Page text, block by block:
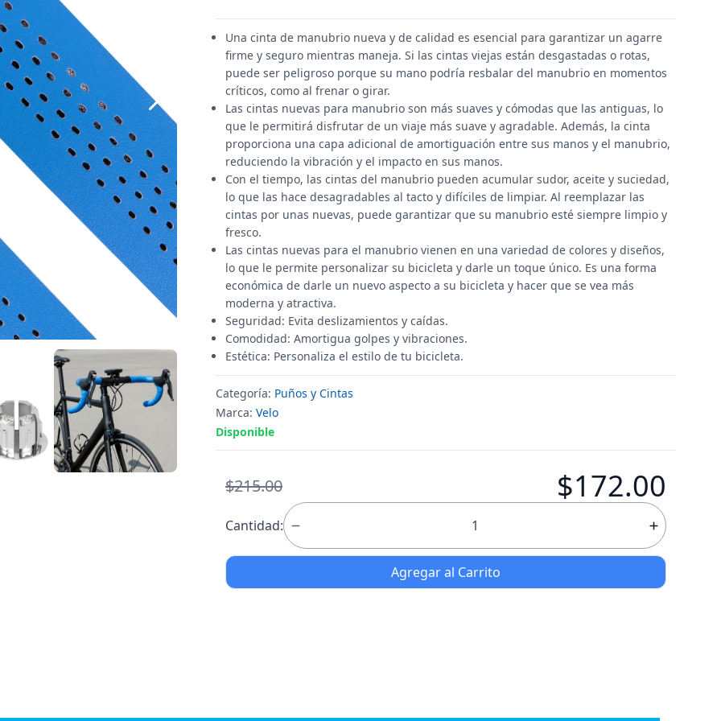
Una cinta de manubrio nueva y de calidad es esencial para garantizar un agarre
firme y seguro mientras maneja. Si las cintas viejas están desgastadas o rotas,
puede ser peligroso porque su mano podría resbalar del manubrio en momentos
críticos, como al frenar o girar.
Las cintas nuevas para manubrio son más suaves y cómodas que las antiguas, lo
que le permitirá disfrutar de un viaje más suave y agradable. Además, la cinta
proporciona una capa adicional de amortiguación entre sus manos y el manubrio,
reduciendo la vibración y el impacto en sus manos.
Con el tiempo, las cintas del manubrio pueden acumular sudor, aceite y suciedad,
lo que las hace desagradables al tacto y difíciles de limpiar. Al reemplazar las
cintas por unas nuevas, puede garantizar que su manubrio esté siempre limpio y
fresco.
Las cintas nuevas para el manubrio vienen en una variedad de colores y diseños,
lo que le permite personalizar su bicicleta y darle un toque único. Es una forma
económica de darle un nuevo aspecto a su bicicleta y hacer que se vea más
moderna y atractiva.
Seguridad: Evita deslizamientos y caídas.
Comodidad: Amortigua golpes y vibraciones.
Estética: Personaliza el estilo de tu bicicleta.
Categoría: Puños y Cintas
Marca: Velo
Disponible
$215.00 $172.00
Cantidad:
Agregar al Carrito